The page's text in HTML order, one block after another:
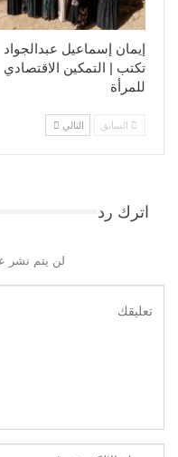
إيمان إسماعيل عبدالجواد
تكتب | التمكين الاقتصادي
للمرأة
السابق التالي
اترك رد
لن يتم نشر